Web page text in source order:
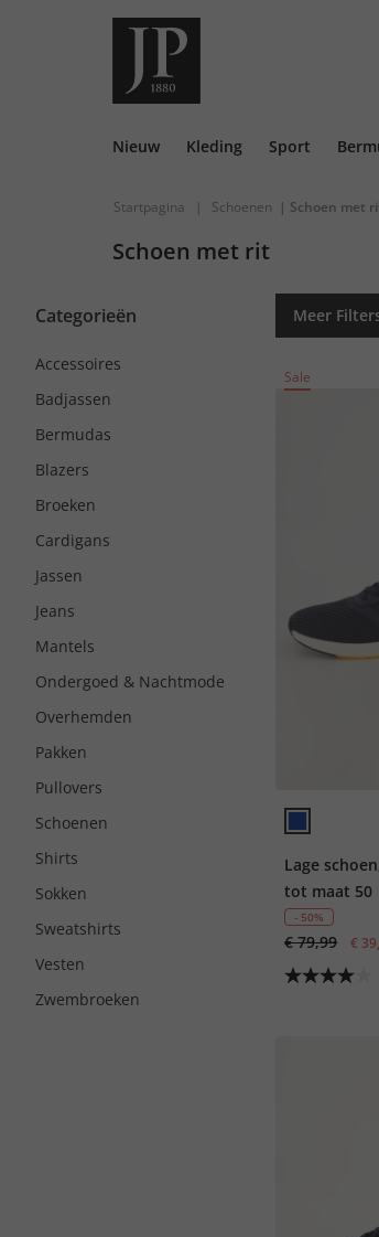
Nieuw Kleding Sport
Startpagina | Schoenen | Schoen met
Schoen met rit
Categorieën Meer
Accessoires
Badjassen
Bermudas
Blazers
Broeken
Cardigans
Jassen
Jeans
Mantels
Ondergoed & Nachtmode
Overhemden
Pakken
Pullovers
Schoenen
Shirts
Sokken
Sweatshirts
Vesten
Zwembroeken
Sale
Lage
tot maat 50
- 50%
€ 79,99 €